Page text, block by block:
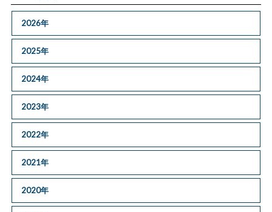
2026年
2025年
2024年
2023年
2022年
2021年
2020年